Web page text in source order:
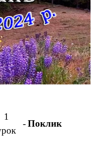
1
-Поклик